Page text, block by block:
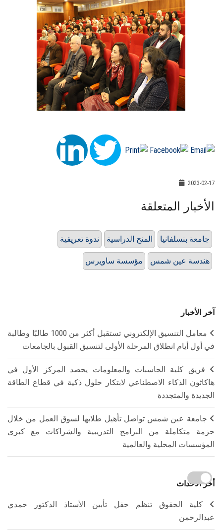
2023-02-17
الأخبار المتعلقة
ندوة تعريفية المنح الدراسية جامعة بنسلفانيا
مؤسسة ساويرس هندسة عين شمس
آخر الأخبار
معامل التنسيق الإلكتروني تستقبل أكثر من 1000 طالبًا وطالبة
في أول أيام انطلاق المرحلة الأولى لتنسيق القبول بالجامعات
فريق كلية الحاسبات والمعلومات يحصد المركز الأول في
هاكاثون الذكاء الاصطناعي لابتكار حلول ذكية في قطاع الطاقة
الجديدة والمتجددة
جامعة عين شمس تواصل تأهيل طلابها لسوق العمل من خلال
حزمة متكاملة من البرامج التدريبية والشراكات مع كبرى
المؤسسات المحلية والعالمية
أخر الاحداث
كلية الحقوق تنظم حفل تأبين الأستاذ الدكتور حمدي
عبدالرحمن